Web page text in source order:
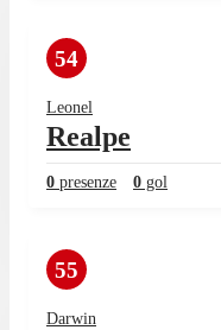
54
Leonel
Realpe
0 presenze 0 gol
55
Darwin